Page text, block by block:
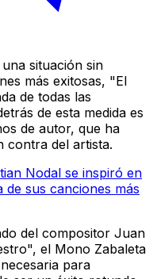
situación sin
más exitosas, "El
de todas las
de esta medida es
de autor, que ha
contra del artista.
Nodal se inspiró en
sus canciones más
del compositor Juan
el Mono Zabaleta
para